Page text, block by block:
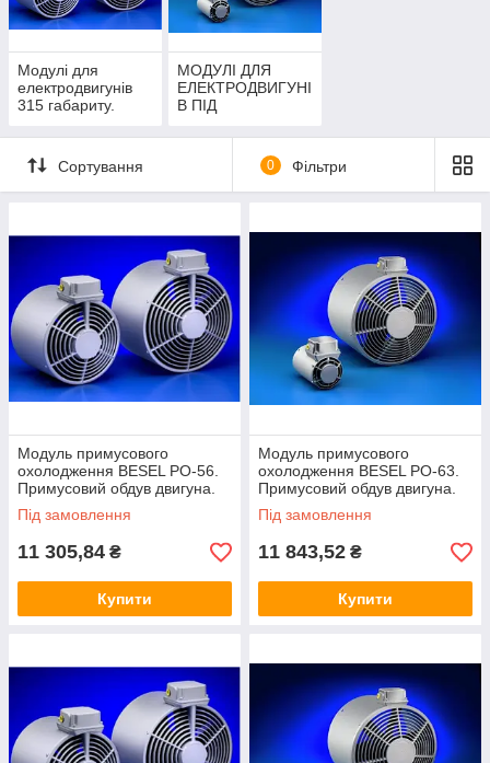
Модулі для
електродвигунів
315 габариту.
МОДУЛІ ДЛЯ
ЕЛЕКТРОДВИГУНІ
В ПІД
Сортування 0 Фільтри
Модуль примусового
охолодження BESEL PO-56.
Примусовий обдув двигуна.
Під замовлення
11 305,84 ₴
Купити
Модуль примусового
охолодження BESEL PO-63.
Примусовий обдув двигуна.
Під замовлення
11 843,52 ₴
Купити